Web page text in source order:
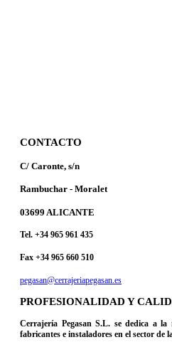
CONTACTO
C/ Caronte, s/n
Rambuchar - Moralet
03699 ALICANTE
Tel. +34 965 961 435
Fax +34 965 660 510
pegasan@cerrajeriapegasan.es
PROFESIONALIDAD Y
Cerrajería Pegasan S.L. se dedica a
fabricantes e instaladores en el sector